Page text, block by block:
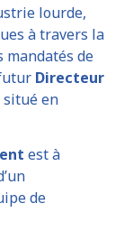
lourde,
à travers la
mandatés de
Directeur
situé en
est à
de